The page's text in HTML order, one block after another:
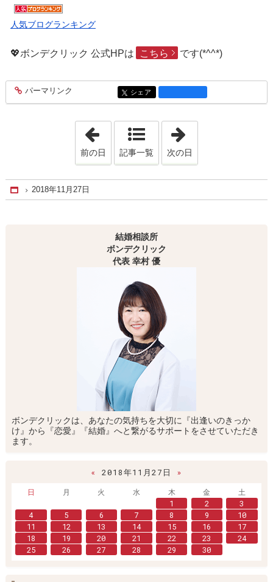
人気ブログランキング
💖ボンデクリック 公式HPは こちら です(*^^*)
entry1822
パーマリンク entry1822
シェア
「2018年11月26日」
前の日 記事一覧 次の日
Home
2018年11月27日
結婚相談所
ボンデクリック
代表 幸村 優
ボンデクリックは、あなたの気持ちを大切に『出逢いのきっか
け』から『恋愛』『結婚』へと繋がるサポートをさせていただき
ます。
« 2018年11月27日
»
日
月 火 水 木 金
土
1
2
3
4
5 6 7 8 9
10
11
12 13 14 15 16
17
18
19 20 21 22 23
24
25
26 27 28 29 30